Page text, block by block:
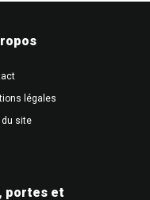
légales
du site
portes et